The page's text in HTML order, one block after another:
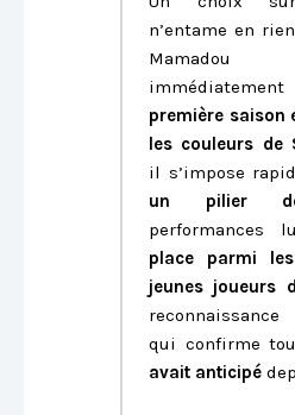
n’entame en
première saison
les couleurs de
il s’impose
un pilier
performances
place parmi
jeunes joueurs
qui confirme
avait anticipé